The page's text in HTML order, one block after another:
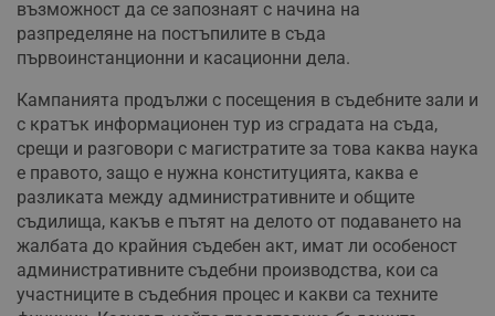
възможност да се запознаят с начина на
разпределяне на постъпилите в съда
първоинстанционни и касационни дела.
Кампанията продължи с посещения в съдебните зали и
с кратък информационен тур из сградата на съда,
срещи и разговори с магистратите за това каква наука
е правото, защо е нужна конституцията, каква е
разликата между административните и общите
съдилища, какъв е пътят на делото от подаването на
жалбата до крайния съдебен акт, имат ли особеност
административните съдебни производства, кои са
участниците в съдебния процес и какви са техните